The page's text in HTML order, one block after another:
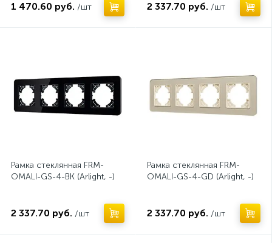
1 470.60 руб. /шт 2 337.70 руб. /шт
Рамка стеклянная FRM-
OMALI-GS-4-BK (Arlight, -)
2 337.70 руб. /шт
Рамка стеклянная FRM-
OMALI-GS-4-GD (Arlight, -)
2 337.70 руб. /шт